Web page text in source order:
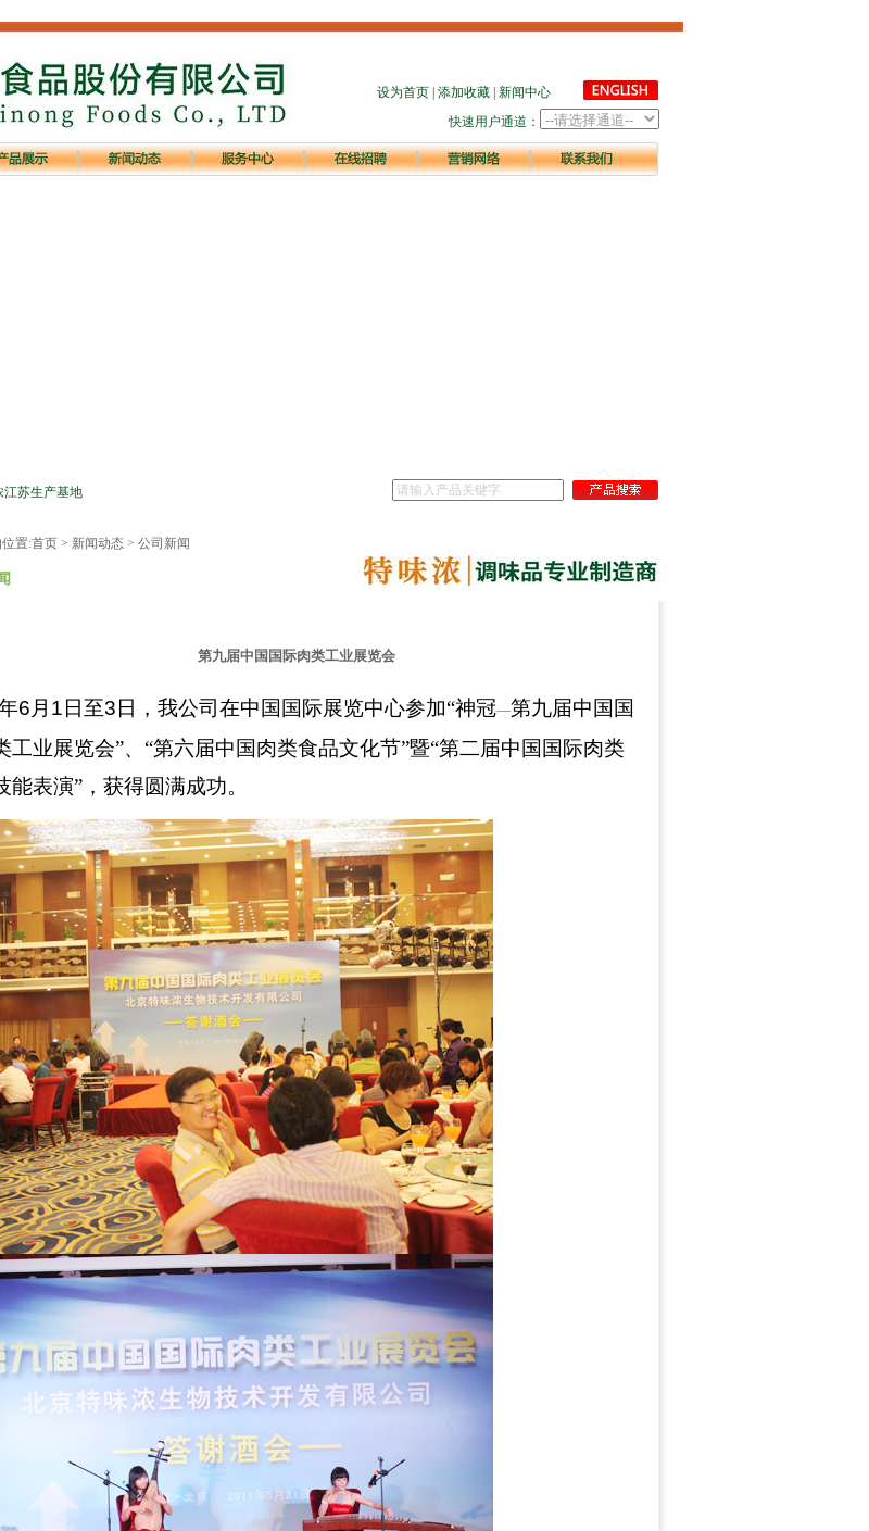
设为首页 添加收藏 新闻中心
快速用户通道：
江苏生产基地
置:首页 > 新闻动态 > 公司新闻
第九届中国国际肉类工业展览会
6 月 1 日至3 日，我公司在中国国际展览中心参加“神冠—第九届中国国
工业展览会”、“第六届中国肉类食品文化节”暨“第二届中国国际肉类
能表演”，获得圆满成功。